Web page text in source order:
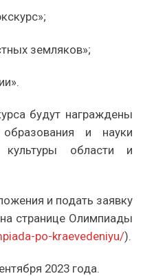
земляков»;
будут награждены
и науки
культуры области и
и подать заявку
странице Олимпиады
po-kraevedeniyu/).
2023 года.